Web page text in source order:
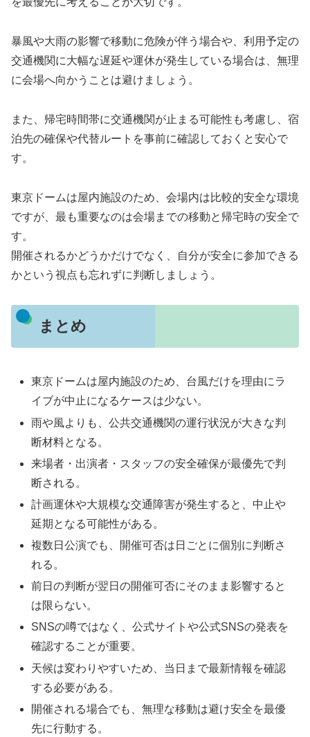
暴風や大雨の影響で移動に危険が伴う場合や、利用予定の
交通機関に大幅な遅延や運休が発生している場合は、無理
に会場へ向かうことは避けましょう。
また、帰宅時間帯に交通機関が止まる可能性も考慮し、宿
泊先の確保や代替ルートを事前に確認しておくと安心で
す。
東京ドームは屋内施設のため、会場内は比較的安全な環境
ですが、最も重要なのは会場までの移動と帰宅時の安全で
す。
開催されるかどうかだけでなく、自分が安全に参加できる
かという視点も忘れずに判断しましょう。
まとめ
東京ドームは屋内施設のため、台風だけを理由にラ
イブが中止になるケースは少ない。
雨や風よりも、公共交通機関の運行状況が大きな判
断材料となる。
来場者・出演者・スタッフの安全確保が最優先で判
断される。
計画運休や大規模な交通障害が発生すると、中止や
延期となる可能性がある。
複数日公演でも、開催可否は日ごとに個別に判断さ
れる。
前日の判断が翌日の開催可否にそのまま影響すると
は限らない。
SNSの噂ではなく、公式サイトや公式SNSの発表を
確認することが重要。
天候は変わりやすいため、当日まで最新情報を確認
する必要がある。
開催される場合でも、無理な移動は避け安全を最優
先に行動する。